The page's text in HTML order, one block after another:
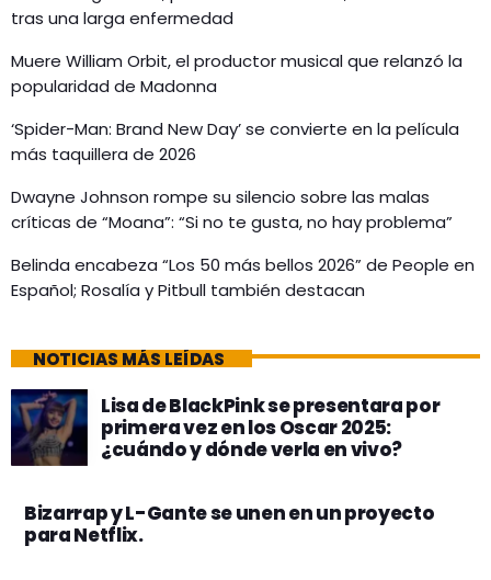
tras una larga enfermedad
Muere William Orbit, el productor musical que relanzó la
popularidad de Madonna
‘Spider-Man: Brand New Day’ se convierte en la película
más taquillera de 2026
Dwayne Johnson rompe su silencio sobre las malas
críticas de “Moana”: “Si no te gusta, no hay problema”
Belinda encabeza “Los 50 más bellos 2026” de People en
Español; Rosalía y Pitbull también destacan
NOTICIAS MÁS LEÍDAS
Lisa de BlackPink se presentara por
primera vez en los Oscar 2025:
¿cuándo y dónde verla en vivo?
Bizarrap y L-Gante se unen en un proyecto
para Netflix.